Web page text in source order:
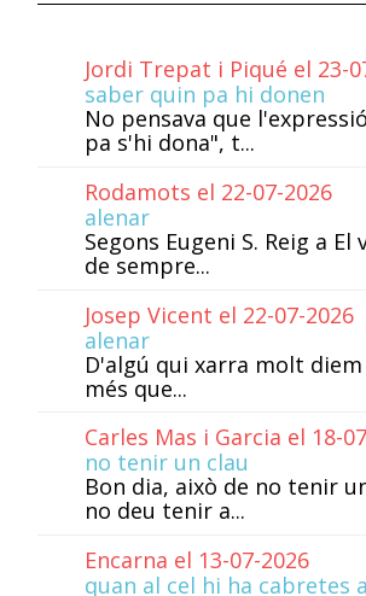
Jordi Trepat i Piqué el 23-
saber quin pa hi donen
No pensava que
pa s'hi dona", t...
Rodamots el 22-07-2026
alenar
Segons Eugeni S. Reig a El
de sempre...
Josep Vicent el 22-07-2026
alenar
D'algú qui xarra molt
més que...
Carles Mas i Garcia el 18-
no tenir un clau
Bon dia, això de no tenir
no deu tenir a...
Encarna el 13-07-2026
quan al cel hi ha cabretes